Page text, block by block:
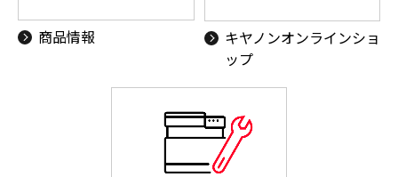
商品情報
キヤノンオンラインショ
ップ